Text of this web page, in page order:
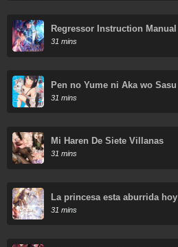
Regressor Instruction Manual
31 mins
Pen no Yume ni Aka wo Sasu
31 mins
Mi Haren De Siete Villanas
31 mins
La princesa esta aburrida hoy
31 mins